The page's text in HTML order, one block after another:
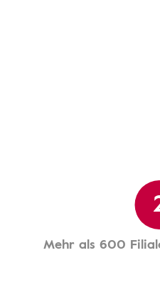
Mehr als 600